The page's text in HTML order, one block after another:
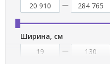
Ширина, см